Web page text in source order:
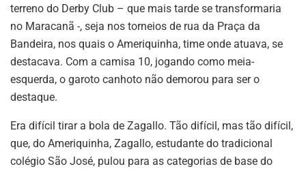
terreno do Derby Club – que mais tarde se transformaria
no Maracanã -, seja nos torneios de rua da Praça da
Bandeira, nos quais o Ameriquinha, time onde atuava, se
destacava. Com a camisa 10, jogando como meia-
esquerda, o garoto canhoto não demorou para ser o
destaque.
Era difícil tirar a bola de Zagallo. Tão difícil, mas tão difícil,
que, do Ameriquinha, Zagallo, estudante do tradicional
colégio São José, pulou para as categorias de base do